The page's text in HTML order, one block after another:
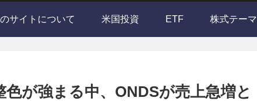
サイトについて 米国投資 ETF 株式テーマ
が強まる中、ONDSが売上急増と